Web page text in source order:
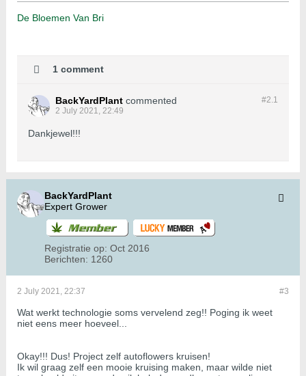
De Bloemen Van Bri
1 comment
#2.1
BackYardPlant commented
2 July 2021, 22:49
Dankjewel!!!
BackYardPlant
Expert Grower
Registratie op: Oct 2016
Berichten: 1260
#3
2 July 2021, 22:37
Wat werkt technologie soms vervelend zeg!! Poging ik weet
niet eens meer hoeveel...
Okay!!! Dus! Project zelf autoflowers kruisen!
Ik wil graag zelf een mooie kruising maken, maar wilde niet